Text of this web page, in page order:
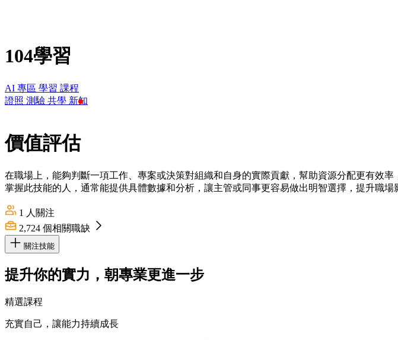
104學習
AI 專區 學習 課程
證照 測驗 共學 新知
價值評估
在職場上，能夠判斷一項工作、專案或決策對組織和自身的實際貢獻，幫助資源分配更有效
掌握此技能的人，通常能提供具體數據和分析，讓主管或同事更容易做出明智選擇，提升職場
1 人關注
2,724 個相關職缺
關注技能
提升你的實力，朝專業更進一步
精選課程
充實自己，讓能力持續成長